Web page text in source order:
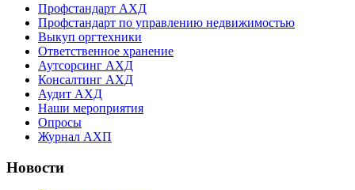
Профстандарт АХД
Профстандарт по управлению недвижимостью
Выкуп оргтехники
Ответственное хранение
Аутсорсинг АХД
Консалтинг АХД
Аудит АХД
Наши мероприятия
Опросы
Журнал АХП
Новости